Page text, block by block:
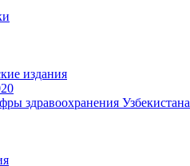
издания
здравоохранения Узбекистана